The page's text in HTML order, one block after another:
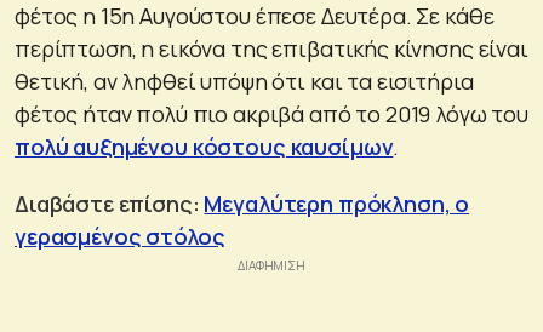
φέτος η 15η Αυγούστου έπεσε Δευτέρα. Σε κάθε
περίπτωση, η εικόνα της επιβατικής κίνησης είναι
θετική, αν ληφθεί υπόψη ότι και τα εισιτήρια
φέτος ήταν πολύ πιο ακριβά από το 2019 λόγω του
πολύ αυξημένου κόστους καυσίμων.
Διαβάστε επίσης: Μεγαλύτερη πρόκληση, ο
γερασμένος στόλος